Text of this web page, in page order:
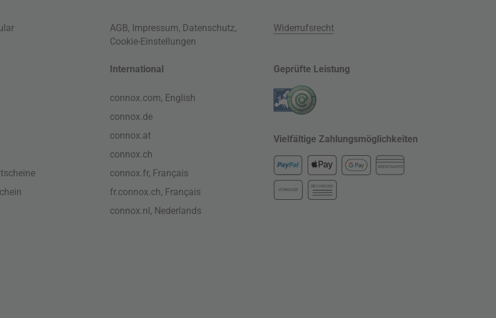
AGB, Impressum, Datenschutz,
Cookie-Einstellungen
Widerrufsrecht
International
connox.com, English
connox.de
connox.at
connox.ch
connox.fr, Français
fr.connox.ch, Français
connox.nl, Nederlands
Geprüfte Leistung
Vielfältige Zahlungsmöglichkeiten
KREDITKARTE
VORKASSE
RECHNUNG